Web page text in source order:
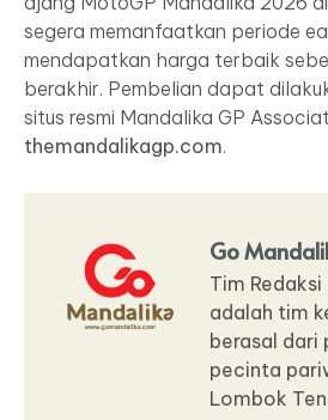
segera memanfaatkan periode
mendapatkan harga terbaik
berakhir. Pembelian dapat
situs resmi Mandalika GP
themandalikagp.com.
Go
Tim
adalah tim
berasal dari
pecinta
Lombok